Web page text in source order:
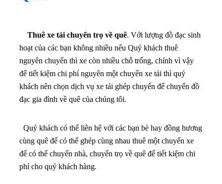
Thuê xe tải chuyển trọ về quê. Với lượng đồ đạc sinh
hoạt của các bạn không nhiều nếu Quý khách thuê
nguyên chuyến thì xe còn nhiều chỗ trống, chính vì vậy
để tiết kiệm chi phí nguyên một chuyến xe tải thì quý
khách nên chọn dịch vụ xe tải ghép chuyến để chuyển đồ
đạc gia đình về quê của chúng tôi.
Quý khách có thể liên hệ với các bạn bè hay đồng hương
cùng quê để có thể ghép cùng nhau thuê một chuyến xe
để có thể chuyển nhà, chuyển trọ về quê để tiết kiệm chi
phí cho quý khách hàng.